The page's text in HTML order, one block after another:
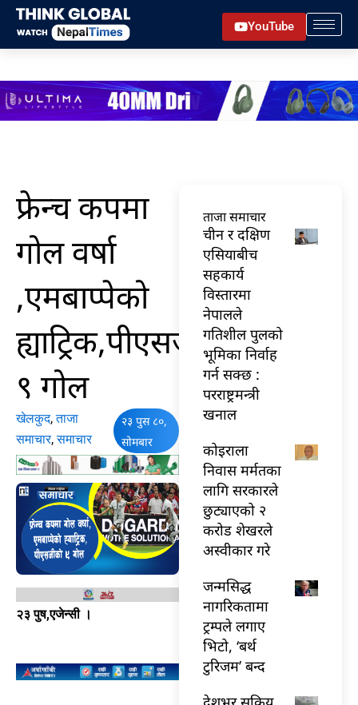
Skip
content
YouTube
फ्रेन्च कपमा
गोल वर्षा
,एमबाप्पेको
ह्याट्रिक,पीएसजीको
९ गोल
खेलकुद,ताजा
समाचार,समाचार
२३ पुस ८०,
सोमबार
२३ पुष,एजेन्सी ।
ताजा समाचार
चीन र दक्षिण
एसियाबीच
सहकार्य
विस्तारमा
नेपालले
गतिशील पुलको
भूमिका निर्वाह
गर्न सक्छ :
परराष्ट्रमन्त्री
खनाल
कोइराला
निवास मर्मतका
लागि सरकारले
छुट्याएको २
करोड शेखरले
अस्वीकार गरे
जन्मसिद्ध
नागरिकतामा
ट्रम्पले लगाए
भिटो, ‘बर्थ
टुरिजम’ बन्द